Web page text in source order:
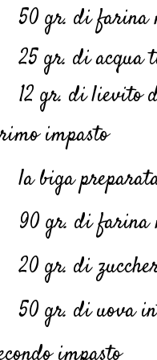
50 gr. di farina
25 gr. di acqua
12 gr. di lievito
impasto
la biga
90 gr. di farina
20 gr. di
50 gr. di uova